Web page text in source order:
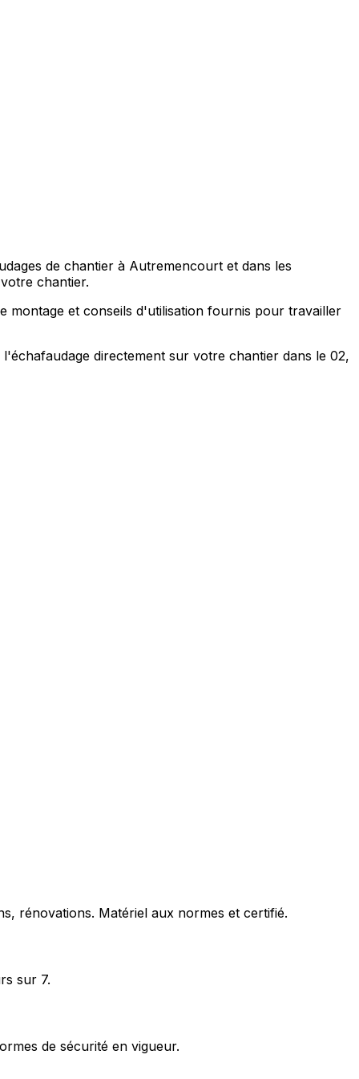
de chantier à Autremencourt et dans les
chantier.
montage et conseils d'utilisation fournis pour travailler
directement sur votre chantier dans le 02,
rénovations. Matériel aux normes et certifié.
sur 7.
de sécurité en vigueur.